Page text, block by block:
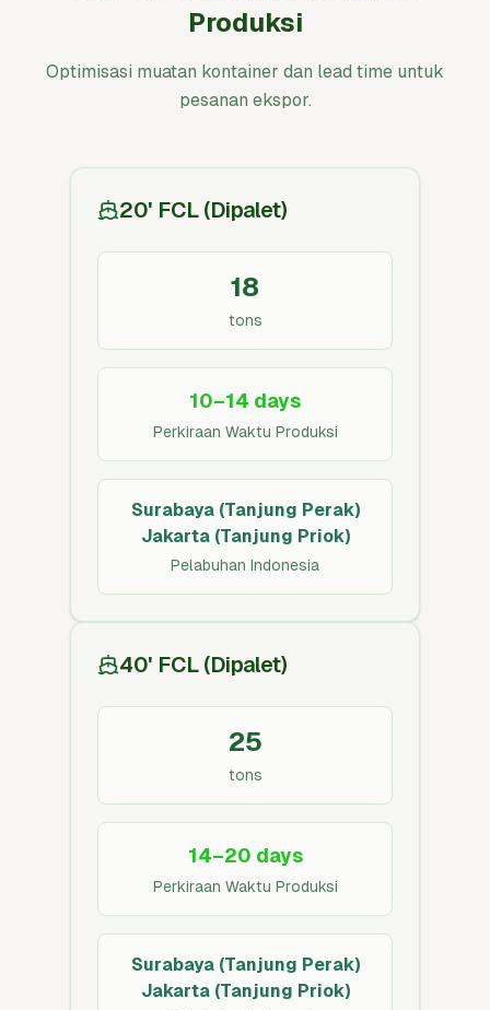
Produksi
Optimisasi muatan kontainer dan lead time untuk
pesanan ekspor.
20' FCL (Dipalet)
18
tons
10–14 days
Perkiraan Waktu Produksi
Surabaya (Tanjung Perak)
Jakarta (Tanjung Priok)
Pelabuhan Indonesia
40' FCL (Dipalet)
25
tons
14–20 days
Perkiraan Waktu Produksi
Surabaya (Tanjung Perak)
Jakarta (Tanjung Priok)